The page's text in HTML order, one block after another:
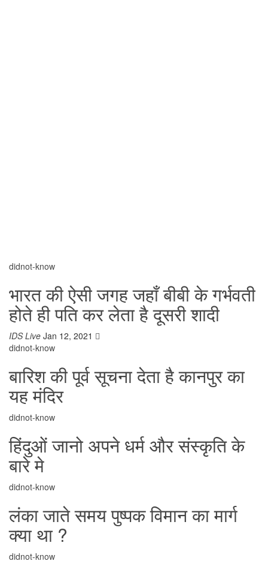
didnot-know
भारत की ऐसी जगह जहाँ बीबी के गर्भवती
होते ही पति कर लेता है दूसरी शादी
IDS Live Jan 12, 2021
didnot-know
बारिश की पूर्व सूचना देता है कानपुर का
यह मंदिर
didnot-know
हिंदुओं जानो अपने धर्म और संस्कृति के
बारे मे
didnot-know
लंका जाते समय पुष्पक विमान का मार्ग
क्या था ?
didnot-know